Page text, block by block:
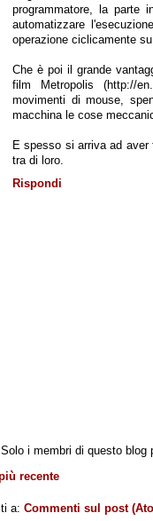
programmatore, la parte
automatizzare
operazione ciclicamente
Che è poi il grande
film Metropolis (http://
movimenti di mouse,
macchina le cose
E spesso si arriva ad
tra di loro.
Rispondi
i membri di questo blog
recente
a:Commenti sul post